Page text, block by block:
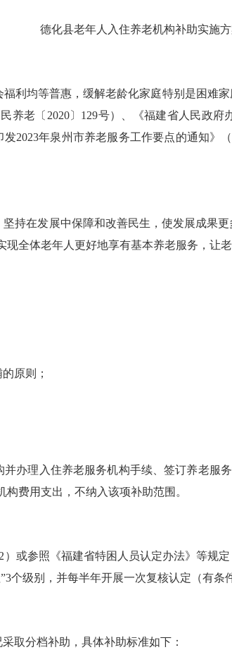
德化县老年人入住养老机构补助实施
利均等普惠，缓解老龄化家庭特别是困难
养老〔 2020〕129号）、《福建省人民政
2023年泉州市养老服务工作要点的通知》
持在发展中保障和改善民生，使发展成果
全体老年人更好地享有基本养老服务，让
原则；
办理入住养老服务机构手续、签订养老服
费用支出，不纳入该项补助范围。
）或参照《福建省特困人员认定办法》等规
个级别，并每半年开展一次复核认定（有条
取分档补助，具体补助标准如下：